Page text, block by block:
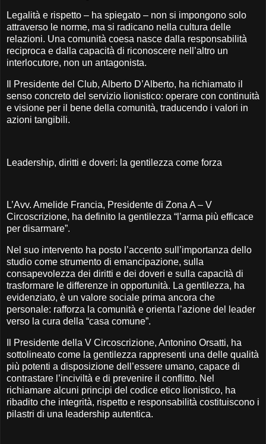
Legalità e rispetto – ha spiegato – non si impongono solo
attraverso le norme, ma si radicano nella cultura delle
relazioni. Una comunità coesa nasce dalla responsabilità
reciproca e dalla capacità di riconoscere nell’altro un
interlocutore, non un antagonista.
Il Presidente del Club, Alberto D’Alberto, ha richiamato il
senso concreto del servizio lionistico: operare con continuità
e visione per il bene della comunità, traducendo i valori in
azioni tangibili.
Leadership, diritti e doveri: la gentilezza come forza
L’Avv. Amelide Francia, Presidente di Zona A – V
Circoscrizione, ha definito la gentilezza “l’arma più efficace
per disarmare”.
Nel suo intervento ha posto l’accento sull’importanza dello
studio come strumento di emancipazione, sulla
consapevolezza dei diritti e dei doveri e sulla capacità di
trasformare le differenze in opportunità. La gentilezza, ha
evidenziato, è un valore sociale prima ancora che
personale: rafforza la comunità e orienta l’azione del leader
verso la cura della “casa comune”.
Il Presidente della V Circoscrizione, Antonino Orsatti, ha
sottolineato come la gentilezza rappresenti una delle qualità
più potenti a disposizione dell’essere umano, capace di
contrastare l’inciviltà e di prevenire il conflitto. Nel
richiamare alcuni principi del codice etico lionistico, ha
ribadito che integrità, rispetto e responsabilità costituiscono i
pilastri di una leadership autentica.